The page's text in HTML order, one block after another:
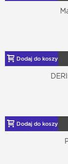
Dodaj do koszyka
Dodaj do koszyka